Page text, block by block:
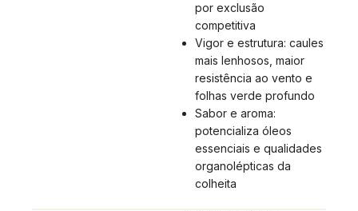
por exclusão
competitiva
Vigor e estrutura: caules
mais lenhosos, maior
resistência ao vento e
folhas verde profundo
Sabor e aroma:
potencializa óleos
essenciais e qualidades
organolépticas da
colheita